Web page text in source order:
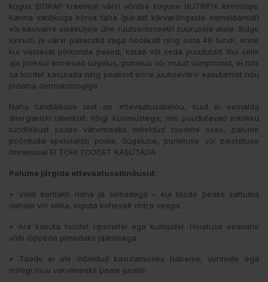
kogus BIOKAP kreemjat värvi võrdse koguse NUTRIFIX kinnistiga.
Kanna vatitikuga kõrva taha (pärast kõrvarõngaste eemaldamist)
või käsivarre siseküljele ühe ruutsentimeetri suurusele alale. Sulge
kinnisti ja värvi pakendid väga hoolikalt ning oota 48 tundi, enne
kui vastavat piirkonda pesed, katad või seda puudutad. Kui selle
aja jooksul ilmnevad sügelus, punetus või muud sümptomid, ei tohi
sa toodet kasutada ning peaksid enne juuksevärvi kasutamist nõu
pidama dermatoloogiga.
Naha tundlikkuse test on ettevaatusabinõu, kuid ei eemalda
allergiariski täielikult. Kõigi küsimustega, mis puudutavad isiklikku
tundlikkust juuste värvimiseks mõeldud toodete osas, palume
pöörduda spetsialisti poole. Sügeluse, punetuse või paistetuse
ilmnemisel EI TOHI TOODET KASUTADA.
Palume järgida ettevaatusabinõusid:
• Väldi kontakti naha ja silmadega – kui toode peaks sattuma
nahale või silma, loputa koheselt ohtra veega.
• Ära kasuta toodet ripsmetel ega kulmudel. Hoiatuse eiramine
võib lõppeda pimedaks jäämisega.
• Toode ei ole mõeldud kasutamiseks habeme, vuntside ega
millegi muu värvimiseks peale juuste.